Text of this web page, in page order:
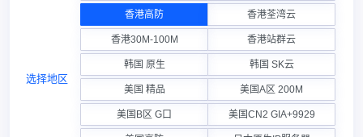
选择地区
香港高防 香港荃湾云
香港30M-100M 香港站群云
韩国 原生 韩国 SK云
美国 精品 美国A区 200M
美国B区 G口 美国CN2 GIA+9929